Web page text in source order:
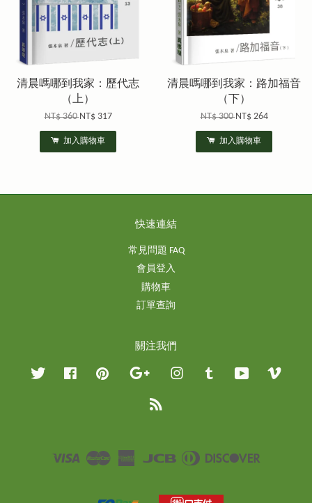
清晨嗎哪到我家：歷代志
（上）
NT$ 360NT$ 317
加入購物車
清晨嗎哪到我家：路加福音
（下）
NT$ 300NT$ 264
加入購物車
快速連結
常見問題 FAQ
會員登入
購物車
訂單查詢
關注我們
Twitter Facebook Pinterest Google InstagramTumblr YouTube
Visa Master
American
JCB
Diners